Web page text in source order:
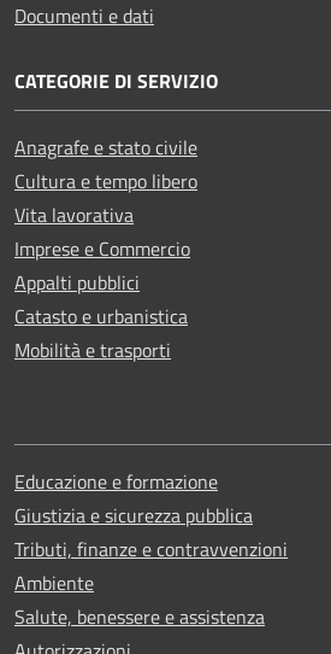
Documenti e dati
CATEGORIE DI SERVIZIO
Anagrafe e stato civile
Cultura e tempo libero
Vita lavorativa
Imprese e Commercio
Appalti pubblici
Catasto e urbanistica
Mobilità e trasporti
Educazione e formazione
Giustizia e sicurezza pubblica
Tributi, finanze e contravvenzioni
Ambiente
Salute, benessere e assistenza